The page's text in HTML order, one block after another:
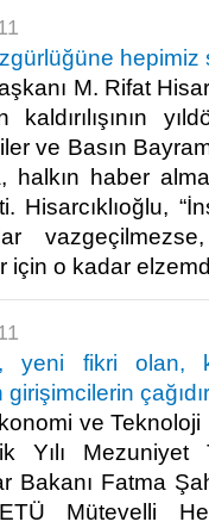
hepimiz
M. Rifat
kaldırılışının
ve Basın
halkın haber
Hisarcıklıoğlu,
için o kadar
yeni fikri olan,
çağıdır
ve
Yılı
Bakanı Fatma
Mütevelli